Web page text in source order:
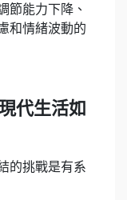
節能力下降、
和情緒波動的
代生活如
的挑戰是有系